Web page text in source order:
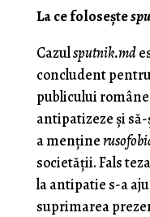
La ce foloseşte
Cazulsputnik.md
concludent
publicului
antipatizeze şi
a menţine
societăţii. Fals
la antipatie s-a
suprimarea